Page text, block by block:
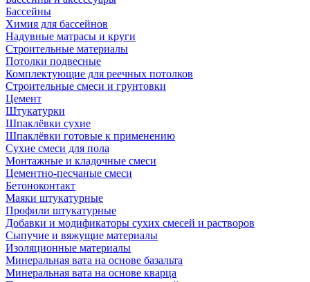
Бассейны
Химия для бассейнов
Надувные матрасы и круги
Строительные материалы
Потолки подвесные
Комплектующие для реечных потолков
Строительные смеси и грунтовки
Цемент
Штукатурки
Шпаклёвки сухие
Шпаклёвки готовые к применению
Сухие смеси для пола
Монтажные и кладочные смеси
Цементно-песчаные смеси
Бетоноконтакт
Маяки штукатурные
Профили штукатурные
Добавки и модификаторы сухих смесей и растворов
Сыпучие и вяжущие материалы
Изоляционные материалы
Минеральная вата на основе базальта
Минеральная вата на основе кварца